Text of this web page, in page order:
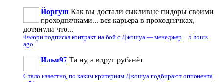
Йоргуш Как вы достали сыкливые пидоры своими
проходнячками... вся карьера в проходнячках,
дотянули что...
Фьюри подписал контракт на бой с Джошуа — менеджер · 5 hours
ago
Илья97 Та ну, а вдруг рубанёт
Стало известно, по каким критериям Джошуа подбирают оппонента